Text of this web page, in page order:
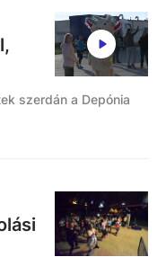
szerdán a Depónia